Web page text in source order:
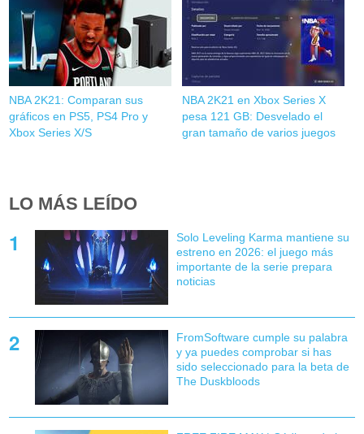
NBA 2K21: Comparan sus
gráficos en PS5, PS4 Pro y
Xbox Series X/S
NBA 2K21 en Xbox Series X
pesa 121 GB: Desvelado el
gran tamaño de varios juegos
LO MÁS LEÍDO
Solo Leveling Karma mantiene su
estreno en 2026: el juego más
importante de la serie prepara
noticias
FromSoftware cumple su palabra
y ya puedes comprobar si has
sido seleccionado para la beta de
The Duskbloods